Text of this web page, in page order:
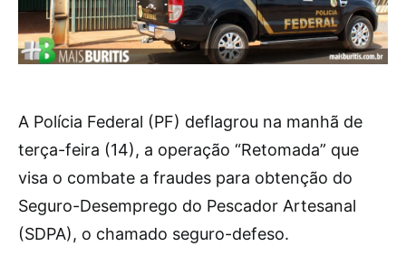
A Polícia Federal (PF) deflagrou na manhã de
terça-feira (14), a operação “Retomada” que
visa o combate a fraudes para obtenção do
Seguro-Desemprego do Pescador Artesanal
(SDPA), o chamado seguro-defeso.